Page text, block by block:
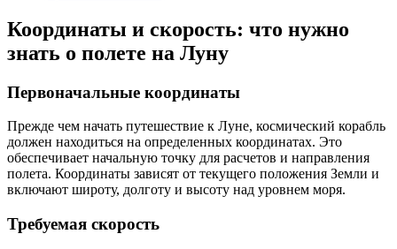
Координаты и скорость: что нужно
знать о полете на Луну
Первоначальные координаты
Прежде чем начать путешествие к Луне, космический корабль
должен находиться на определенных координатах. Это
обеспечивает начальную точку для расчетов и направления
полета. Координаты зависят от текущего положения Земли и
включают широту, долготу и высоту над уровнем моря.
Требуемая скорость